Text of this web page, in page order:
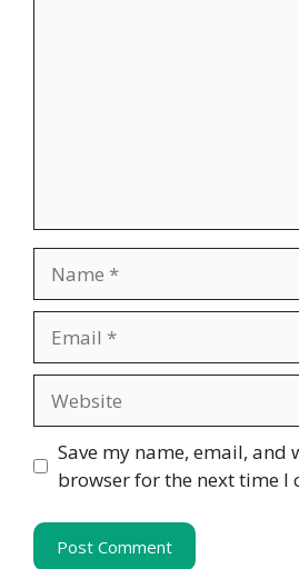
Save my name, email, and
browser for the next time I